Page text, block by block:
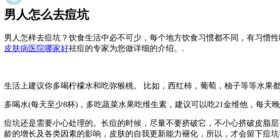
男人怎么去痘坑
男人怎样去痘坑？饮食生活中必不可少，每个地方饮食习惯都不同，有习惯
皮肤病医院哪家好祛痘的专家为您做详细的介绍。.
生活上建议你多喝柠檬水和吃弥猴桃。 比如，西红柿，葡萄，柚子等等水果
多喝水(每天至少8杯)，多吃蔬菜水果吃维生素，建议可以吃21金维他，每天
痘坑还是需要小心处理的。长痘的时候，尽量不要挤破它，不小心挤破皮脂
龄的增长及各类因素的影响，皮肤的自我更新能力褪化，所以，才会留下痘